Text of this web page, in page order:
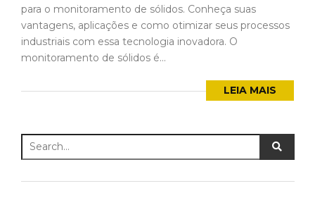
para o monitoramento de sólidos. Conheça suas
vantagens, aplicações e como otimizar seus processos
industriais com essa tecnologia inovadora. O
monitoramento de sólidos é...
LEIA MAIS